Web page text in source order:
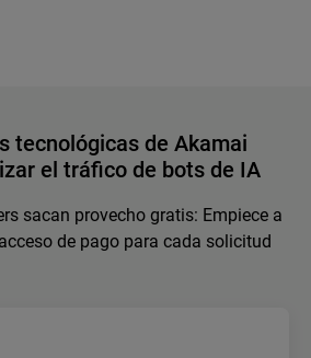
tecnológicas de Akamai
el tráfico de bots de IA
sacan provecho gratis: Empiece a
de pago para cada solicitud